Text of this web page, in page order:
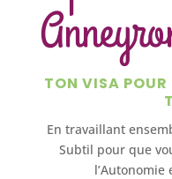
TON VISA POUR
En travaillant
Subtil pour que
l’Autonomie